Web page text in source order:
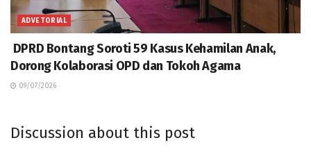
ADVETORIAL
DPRD Bontang Soroti 59 Kasus Kehamilan Anak,
Dorong Kolaborasi OPD dan Tokoh Agama
09/07/2026
Discussion about this post